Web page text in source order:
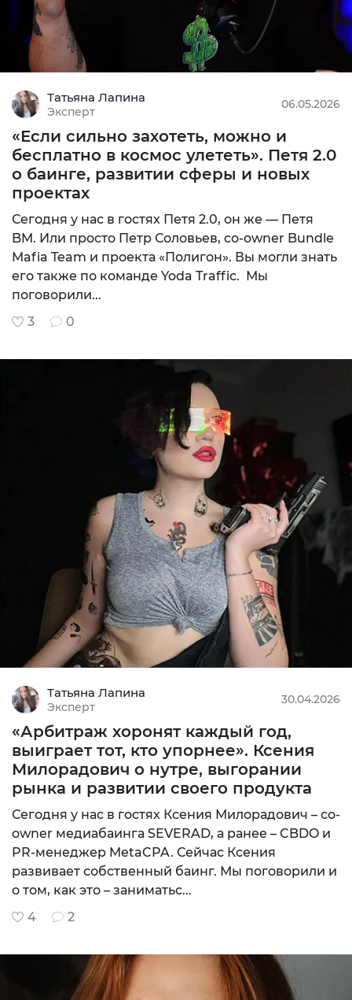
Татьяна Лапина
Эксперт
06.05.2026
«Если сильно захотеть, можно и
бесплатно в космос улететь». Петя 2.0
о баинге, развитии сферы и новых
проектах
Сегодня у нас в гостях Петя 2.0, он же — Петя
BM. Или просто Петр Соловьев, со-owner Bundle
Mafia Team и проекта «Полигон». Вы могли знать
его также по команде Yoda Traffic. Мы
поговорили...
3
0
Татьяна Лапина
Эксперт
30.04.2026
«Арбитраж хоронят каждый год,
выиграет тот, кто упорнее». Ксения
Милорадович о нутре, выгорании
рынка и развитии своего продукта
Сегодня у нас в гостях Ксения Милорадович – co-
owner медиабаинга SEVERAD, а ранее – CBDO и
PR-менеджер MetaCPA. Сейчас Ксения
развивает собственный баинг. Мы поговорили и
о том, как это – заниматьс...
4
2